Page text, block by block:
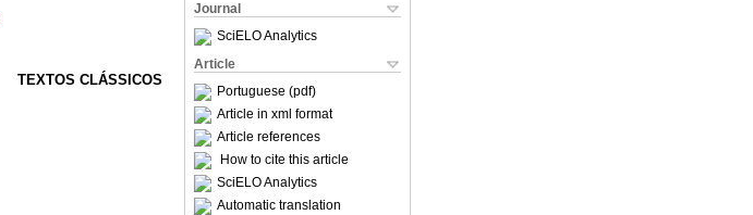
Journal
SciELO Analytics
Article
Portuguese (pdf)
Article in xml format
Article references
How to cite this article
SciELO Analytics
Automatic translation
TEXTOS CLÁSSICOS